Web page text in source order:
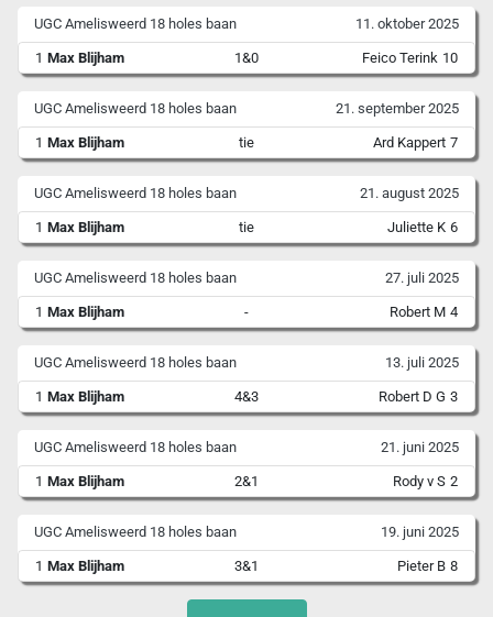
UGC Amelisweerd 18 holes baan 11. oktober 2025
1 Max Blijham 1&0 Feico Terink 10
UGC Amelisweerd 18 holes baan 21. september 2025
1 Max Blijham tie Ard Kappert 7
UGC Amelisweerd 18 holes baan 21. august 2025
1 Max Blijham tie Juliette K 6
UGC Amelisweerd 18 holes baan 27. juli 2025
1 Max Blijham - Robert M 4
UGC Amelisweerd 18 holes baan 13. juli 2025
1 Max Blijham 4&3 Robert D G 3
UGC Amelisweerd 18 holes baan 21. juni 2025
1 Max Blijham 2&1 Rody v S 2
UGC Amelisweerd 18 holes baan 19. juni 2025
1 Max Blijham 3&1 Pieter B 8